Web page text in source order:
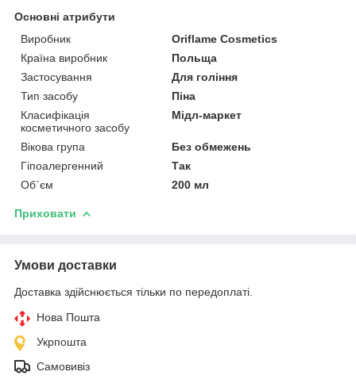
Основні атрибути
Виробник
Oriflame Cosmetics
Країна виробник
Польща
Застосування
Для гоління
Тип засобу
Піна
Класифікація
косметичного засобу
Мідл-маркет
Вікова група
Без обмежень
Гіпоалергенний
Так
Об`єм
200 мл
Приховати
Умови доставки
Доставка здійснюється тільки по передоплаті.
Нова Пошта
Укрпошта
Самовивіз